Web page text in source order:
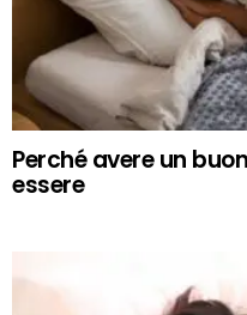
Perché avere un
essere